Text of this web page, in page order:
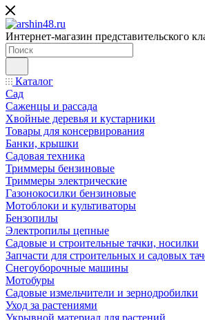
Интернет-магазин представительского
Каталог
Сад
Саженцы и рассада
Хвойные деревья и кустарники
Товары для консервирования
Банки, крышки
Садовая техника
Триммеры бензиновые
Триммеры электрические
Газонокосилки бензиновые
Мотоблоки и культиваторы
Бензопилы
Электропилы цепные
Садовые и строительные тачки, носилки
Запчасти для строительных и садовых
Снегоуборочные машины
Мотобуры
Садовые измельчители и зернодробилки
Уход за растениями
Укрывной материал для растений